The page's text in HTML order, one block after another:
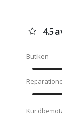
4.5
Butiken